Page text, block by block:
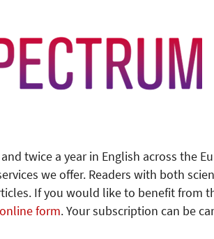
twice a year in English across the
we offer. Readers with both
If you would like to benefit from
online form. Your subscription can be